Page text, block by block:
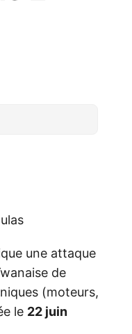
une attaque
de
(moteurs,
le 22 juin